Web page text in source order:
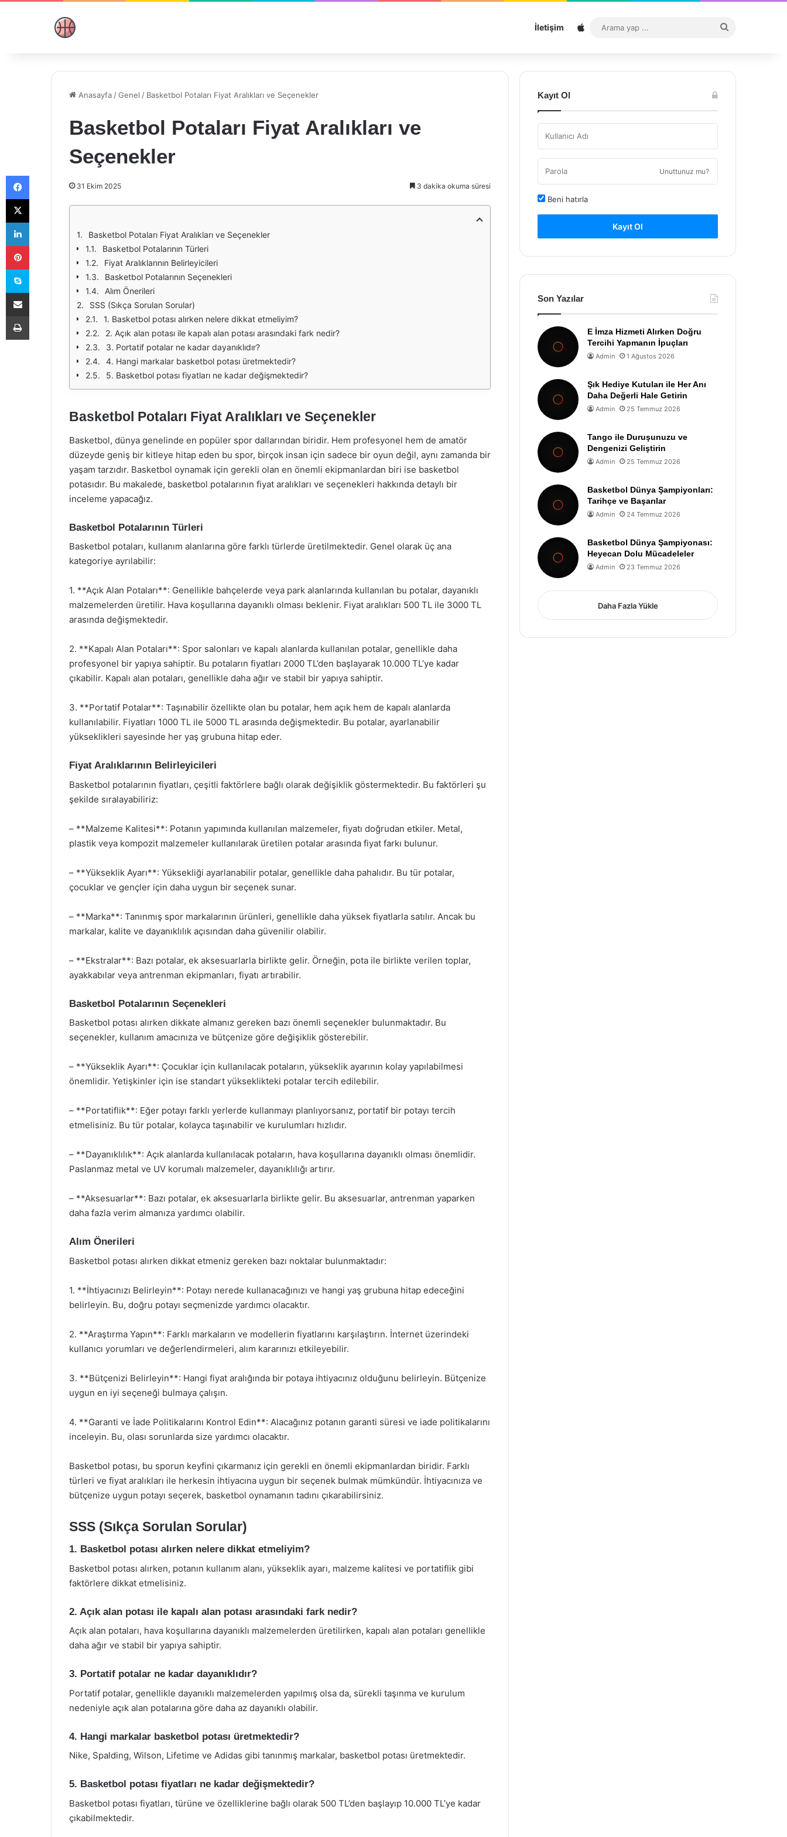
İletişim Sitemap
...
Anasayfa /Genel / Basketbol Potaları Fiyat Aralıkları ve Seçenekler
Basketbol Potaları Fiyat Aralıkları ve
Seçenekler
31 Ekim 2025 3 dakika okuma süresi
Basketbol Potaları Fiyat Aralıkları ve Seçenekler
Basketbol Potalarının Türleri
Fiyat Aralıklarının Belirleyicileri
Basketbol Potalarının Seçenekleri
Alım Önerileri
SSS (Sıkça Sorulan Sorular)
1. Basketbol potası alırken nelere dikkat etmeliyim?
2. Açık alan potası ile kapalı alan potası arasındaki fark nedir?
3. Portatif potalar ne kadar dayanıklıdır?
4. Hangi markalar basketbol potası üretmektedir?
5. Basketbol potası fiyatları ne kadar değişmektedir?
Basketbol Potaları Fiyat Aralıkları ve Seçenekler
Basketbol, dünya genelinde en popüler spor dallarından biridir. Hem profesyonel hem de amatör
düzeyde geniş bir kitleye hitap eden bu spor, birçok insan için sadece bir oyun değil, aynı zamanda bir
yaşam tarzıdır. Basketbol oynamak için gerekli olan en önemli ekipmanlardan biri ise basketbol
potasıdır. Bu makalede, basketbol potalarının fiyat aralıkları ve seçenekleri hakkında detaylı bir
inceleme yapacağız.
Basketbol Potalarının Türleri
Basketbol potaları, kullanım alanlarına göre farklı türlerde üretilmektedir. Genel olarak üç ana
kategoriye ayrılabilir:
1. **Açık Alan Potaları**: Genellikle bahçelerde veya park alanlarında kullanılan bu potalar, dayanıklı
malzemelerden üretilir. Hava koşullarına dayanıklı olması beklenir. Fiyat aralıkları 500 TL ile 3000 TL
arasında değişmektedir.
2. **Kapalı Alan Potaları**: Spor salonları ve kapalı alanlarda kullanılan potalar, genellikle daha
profesyonel bir yapıya sahiptir. Bu potaların fiyatları 2000 TL’den başlayarak 10.000 TL’ye kadar
çıkabilir. Kapalı alan potaları, genellikle daha ağır ve stabil bir yapıya sahiptir.
3. **Portatif Potalar**: Taşınabilir özellikte olan bu potalar, hem açık hem de kapalı alanlarda
kullanılabilir. Fiyatları 1000 TL ile 5000 TL arasında değişmektedir. Bu potalar, ayarlanabilir
yükseklikleri sayesinde her yaş grubuna hitap eder.
Fiyat Aralıklarının Belirleyicileri
Basketbol potalarının fiyatları, çeşitli faktörlere bağlı olarak değişiklik göstermektedir. Bu faktörleri şu
şekilde sıralayabiliriz:
– **Malzeme Kalitesi**: Potanın yapımında kullanılan malzemeler, fiyatı doğrudan etkiler. Metal,
plastik veya kompozit malzemeler kullanılarak üretilen potalar arasında fiyat farkı bulunur.
– **Yükseklik Ayarı**: Yüksekliği ayarlanabilir potalar, genellikle daha pahalıdır. Bu tür potalar,
çocuklar ve gençler için daha uygun bir seçenek sunar.
– **Marka**: Tanınmış spor markalarının ürünleri, genellikle daha yüksek fiyatlarla satılır. Ancak bu
markalar, kalite ve dayanıklılık açısından daha güvenilir olabilir.
– **Ekstralar**: Bazı potalar, ek aksesuarlarla birlikte gelir. Örneğin, pota ile birlikte verilen toplar,
ayakkabılar veya antrenman ekipmanları, fiyatı artırabilir.
Basketbol Potalarının Seçenekleri
Basketbol potası alırken dikkate almanız gereken bazı önemli seçenekler bulunmaktadır. Bu
seçenekler, kullanım amacınıza ve bütçenize göre değişiklik gösterebilir.
– **Yükseklik Ayarı**: Çocuklar için kullanılacak potaların, yükseklik ayarının kolay yapılabilmesi
önemlidir. Yetişkinler için ise standart yükseklikteki potalar tercih edilebilir.
– **Portatiflik**: Eğer potayı farklı yerlerde kullanmayı planlıyorsanız, portatif bir potayı tercih
etmelisiniz. Bu tür potalar, kolayca taşınabilir ve kurulumları hızlıdır.
– **Dayanıklılık**: Açık alanlarda kullanılacak potaların, hava koşullarına dayanıklı olması önemlidir.
Paslanmaz metal ve UV korumalı malzemeler, dayanıklılığı artırır.
– **Aksesuarlar**: Bazı potalar, ek aksesuarlarla birlikte gelir. Bu aksesuarlar, antrenman yaparken
daha fazla verim almanıza yardımcı olabilir.
Alım Önerileri
Basketbol potası alırken dikkat etmeniz gereken bazı noktalar bulunmaktadır:
1. **İhtiyacınızı Belirleyin**: Potayı nerede kullanacağınızı ve hangi yaş grubuna hitap edeceğini
belirleyin. Bu, doğru potayı seçmenizde yardımcı olacaktır.
2. **Araştırma Yapın**: Farklı markaların ve modellerin fiyatlarını karşılaştırın. İnternet üzerindeki
kullanıcı yorumları ve değerlendirmeleri, alım kararınızı etkileyebilir.
3. **Bütçenizi Belirleyin**: Hangi fiyat aralığında bir potaya ihtiyacınız olduğunu belirleyin. Bütçenize
uygun en iyi seçeneği bulmaya çalışın.
4. **Garanti ve İade Politikalarını Kontrol Edin**: Alacağınız potanın garanti süresi ve iade politikalarını
inceleyin. Bu, olası sorunlarda size yardımcı olacaktır.
Basketbol potası, bu sporun keyfini çıkarmanız için gerekli en önemli ekipmanlardan biridir. Farklı
türleri ve fiyat aralıkları ile herkesin ihtiyacına uygun bir seçenek bulmak mümkündür. İhtiyacınıza ve
bütçenize uygun potayı seçerek, basketbol oynamanın tadını çıkarabilirsiniz.
SSS (Sıkça Sorulan Sorular)
1. Basketbol potası alırken nelere dikkat etmeliyim?
Basketbol potası alırken, potanın kullanım alanı, yükseklik ayarı, malzeme kalitesi ve portatiflik gibi
faktörlere dikkat etmelisiniz.
2. Açık alan potası ile kapalı alan potası arasındaki fark nedir?
Açık alan potaları, hava koşullarına dayanıklı malzemelerden üretilirken, kapalı alan potaları genellikle
daha ağır ve stabil bir yapıya sahiptir.
3. Portatif potalar ne kadar dayanıklıdır?
Portatif potalar, genellikle dayanıklı malzemelerden yapılmış olsa da, sürekli taşınma ve kurulum
nedeniyle açık alan potalarına göre daha az dayanıklı olabilir.
4. Hangi markalar basketbol potası üretmektedir?
Nike, Spalding, Wilson, Lifetime ve Adidas gibi tanınmış markalar, basketbol potası üretmektedir.
5. Basketbol potası fiyatları ne kadar değişmektedir?
Basketbol potası fiyatları, türüne ve özelliklerine bağlı olarak 500 TL’den başlayıp 10.000 TL’ye kadar
çıkabilmektedir.
Kayıt Ol
Unuttunuz mu?
Beni hatırla
Kayıt Ol
Son Yazılar
E İmza Hizmeti Alırken Doğru
Tercihi Yapmanın İpuçları
Admin 1 Ağustos 2026
Şık Hediye Kutuları ile Her Anı
Daha Değerli Hale Getirin
Admin 25 Temmuz 2026
Tango ile Duruşunuzu ve
Dengenizi Geliştirin
Admin 25 Temmuz 2026
Basketbol Dünya Şampiyonları:
Tarihçe ve Başarılar
Admin 24 Temmuz 2026
Basketbol Dünya Şampiyonası:
Heyecan Dolu Mücadeleler
Admin 23 Temmuz 2026
Daha Fazla Yükle
Facebook
X
LinkedIn
Pinterest
Skype
E-Posta ile paylaş